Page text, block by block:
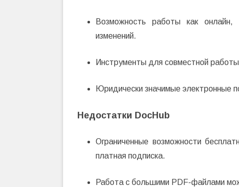
Возможность работы как
изменений.
Инструменты для совместной
Юридически значимые электронные
Недостатки DocHub
Ограниченные возможности
платная подписка.
Работа с большими PDF-файлами